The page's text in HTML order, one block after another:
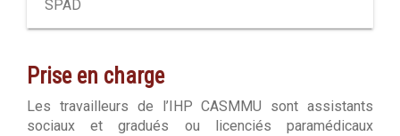
SPAD
Prise en charge
Les travailleurs de l’IHP CASMMU sont assistants
sociaux et gradués ou licenciés paramédicaux